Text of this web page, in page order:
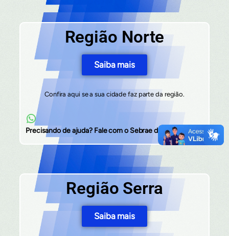
Região Norte
Saiba mais
Confira aqui se a sua cidade faz parte da região.
Precisando de ajuda? Fale com o Sebrae da Região.
Região Serra
Saiba mais